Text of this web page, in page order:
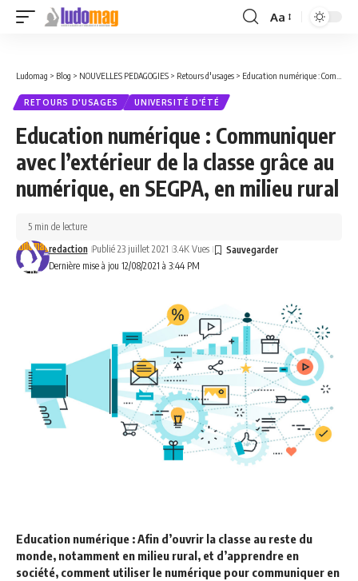
Font
Aa
Ludomag > Blog > NOUVELLES PEDAGOGIES > Retours d'usages > Education numérique : Communiquer avec l’extérieur de la classe grâce au numérique, en SEGPA, en milieu rural
RETOURS D'USAGES UNIVERSITÉ D'ÉTÉ
Education numérique : Communiquer
avec l’extérieur de la classe grâce au
numérique, en SEGPA, en milieu rural
Dernière mise à jou 12/08/2021 à 3:44 PM
redaction Publié 23 juillet 2021 3.4K Vues
5 min de lecture
Education numérique : Afin d’ouvrir la classe au reste du
monde, notamment en milieu rural, et d’apprendre en
société, comment utiliser le numérique pour communiquer en